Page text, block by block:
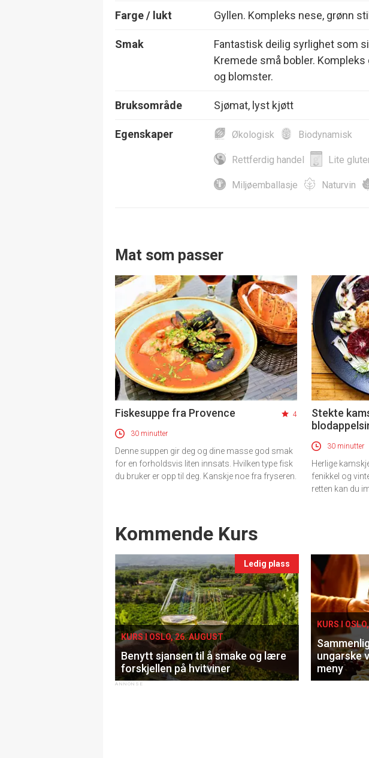
Farge / lukt Gyllen. Kompleks nese, grønn
Smak
Fantastisk deilig syrlighet som
Kremede små bobler.
og blomster.
Bruksområde Sjømat, lyst kjøtt
Egenskaper Økologisk Biodynamisk
Rettferdig handel Lite
Miljøemballasje Naturvin
Mat som passer
Fiskesuppe fra Provence 4
30 minutter
Denne suppen gir deg og dine masse god smak
for en forholdsvis liten innsats. Hvilken type fisk
du bruker er opp til deg. Kanskje noe fra fryseren.
Stekte
30 minutter
Herlige
fenikkel og
retten kan du
Events
Kommende Kurs
Ledig plass
KURS I OSLO, 26. AUGUST
Benytt sjansen til å smake og lære
forskjellen på hvitviner
KURS I
ungarske
meny